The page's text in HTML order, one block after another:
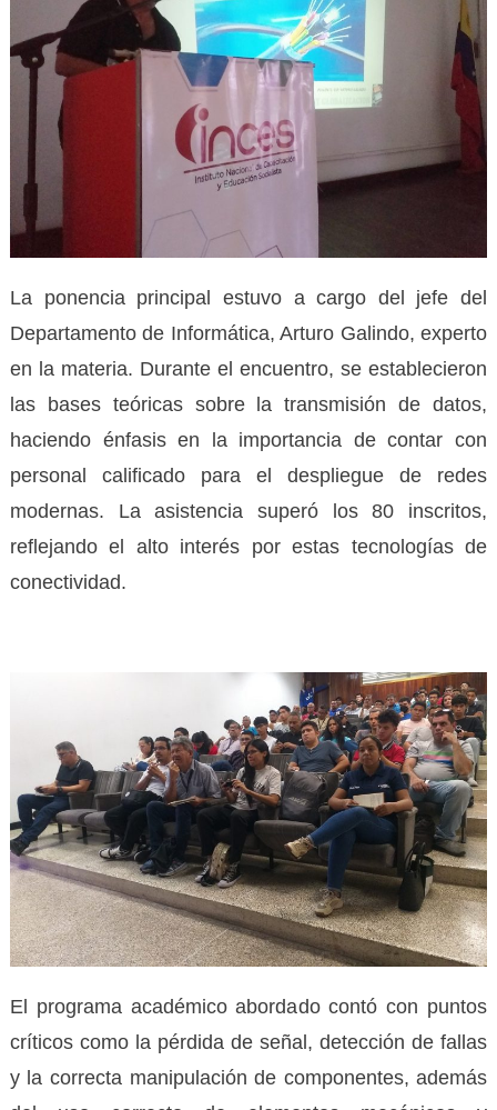
La ponencia principal estuvo a cargo del jefe del
Departamento de Informática, Arturo Galindo, experto
en la materia. Durante el encuentro, se establecieron
las bases teóricas sobre la transmisión de datos,
haciendo énfasis en la importancia de contar con
personal calificado para el despliegue de redes
modernas. La asistencia superó los 80 inscritos,
reflejando el alto interés por estas tecnologías de
conectividad.
El programa académico abordado contó con puntos
críticos como la pérdida de señal, detección de fallas
y la correcta manipulación de componentes, además